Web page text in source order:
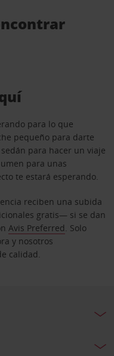
para lo que
pequeño para darte
para hacer un viaje
para unas
te estará esperando.
reciben una subida
gratis— si se dan
Avis Preferred. Solo
y nosotros
calidad.